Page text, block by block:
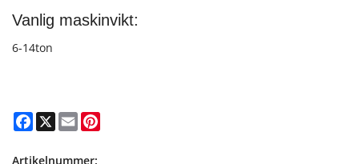
Vanlig maskinvikt:
6-14ton
Facebook
X Email
Artikelnummer: